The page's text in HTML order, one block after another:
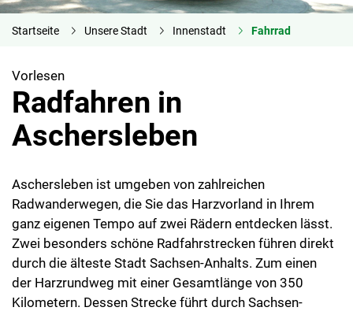
Startseite Unsere Stadt Innenstadt Fahrrad
Vorlesen
Radfahren in
Aschersleben
Aschersleben ist umgeben von zahlreichen
Radwanderwegen, die Sie das Harzvorland in Ihrem
ganz eigenen Tempo auf zwei Rädern entdecken lässt.
Zwei besonders schöne Radfahrstrecken führen direkt
durch die älteste Stadt Sachsen-Anhalts. Zum einen
der Harzrundweg mit einer Gesamtlänge von 350
Kilometern. Dessen Strecke führt durch Sachsen-